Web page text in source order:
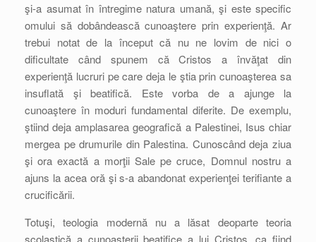
şi-a asumat în întregime natura umană, şi este specific
omului să dobândească cunoaştere prin experienţă. Ar
trebui notat de la început că nu ne lovim de nici o
dificultate când spunem că Cristos a învăţat din
experienţă lucruri pe care deja le ştia prin cunoaşterea sa
insuflată şi beatifică. Este vorba de a ajunge la
cunoaştere în moduri fundamental diferite. De exemplu,
ştiind deja amplasarea geografică a Palestinei, Isus chiar
mergea pe drumurile din Palestina. Cunoscând deja ziua
şi ora exactă a morţii Sale pe cruce, Domnul nostru a
ajuns la acea oră şi s-a abandonat experienţei terifiante a
crucificării.
Totuşi, teologia modernă nu a lăsat deoparte teoria
scolastică a cunoaşterii beatifice a lui Cristos, ca fiind